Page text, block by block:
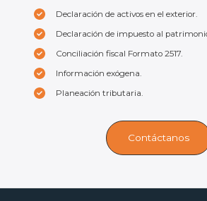
Declaración de activos en el exterior.
Declaración de impuesto al
Conciliación fiscal Formato 2517.
Información exógena.
Planeación tributaria.
Contáctanos